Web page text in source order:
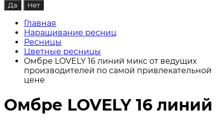
Главная
Наращивание ресниц
Ресницы
Цветные ресницы
Oмбре LOVELY 16 линий микс от ведущих
производителей по самой привлекательной
цене
Oмбре LOVELY 16 линий